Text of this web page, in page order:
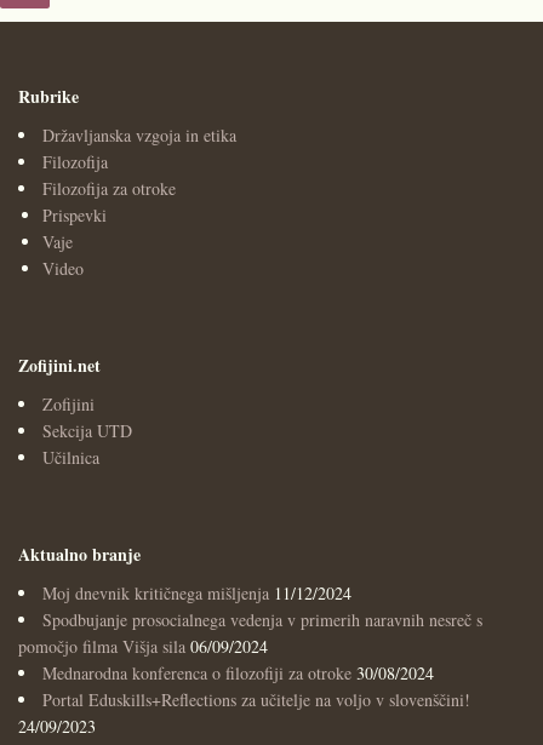
Rubrike
Državljanska vzgoja in etika
Filozofija
Filozofija za otroke
Prispevki
Vaje
Video
Zofijini.net
Zofijini
Sekcija UTD
Učilnica
Aktualno branje
Moj dnevnik kritičnega mišljenja 11/12/2024
Spodbujanje prosocialnega vedenja v primerih naravnih nesreč s
pomočjo filma Višja sila 06/09/2024
Mednarodna konferenca o filozofiji za otroke 30/08/2024
Portal Eduskills+Reflections za učitelje na voljo v slovenščini!
24/09/2023